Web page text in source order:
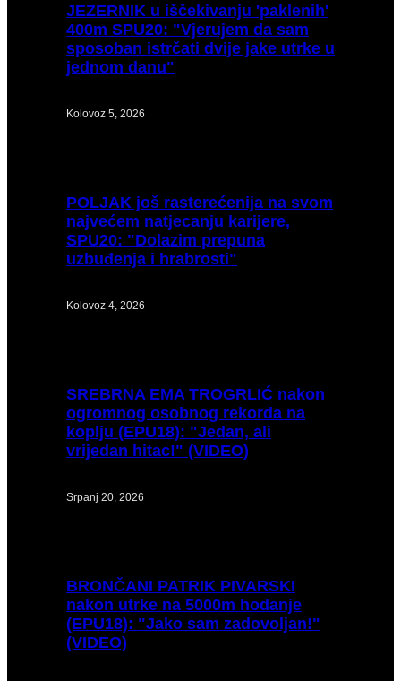
JEZERNIK u iščekivanju 'paklenih'
400m SPU20: "Vjerujem da sam
sposoban istrčati dvije jake utrke u
jednom danu"
Kolovoz 5, 2026
POLJAK još rasterećenija na svom
najvećem natjecanju karijere,
SPU20: "Dolazim prepuna
uzbuđenja i hrabrosti"
Kolovoz 4, 2026
SREBRNA EMA TROGRLIĆ nakon
ogromnog osobnog rekorda na
koplju (EPU18): "Jedan, ali
vrijedan hitac!" (VIDEO)
Srpanj 20, 2026
BRONČANI PATRIK PIVARSKI
nakon utrke na 5000m hodanje
(EPU18): "Jako sam zadovoljan!"
(VIDEO)